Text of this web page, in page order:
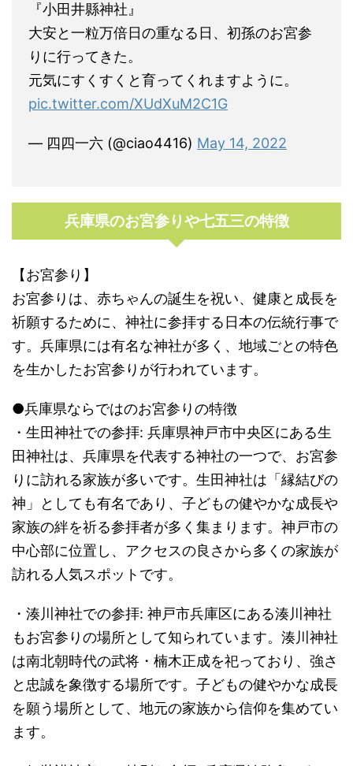
『小田井縣神社』
大安と一粒万倍日の重なる日、初孫のお宮参
りに行ってきた。
元気にすくすくと育ってくれますように。
pic.twitter.com/XUdXuM2C1G
— 四四一六 (@ciao4416) May 14, 2022
兵庫県のお宮参りや七五三の特徴
【お宮参り】
お宮参りは、赤ちゃんの誕生を祝い、健康と成長を
祈願するために、神社に参拝する日本の伝統行事で
す。兵庫県には有名な神社が多く、地域ごとの特色
を生かしたお宮参りが行われています。
●兵庫県ならではのお宮参りの特徴
・生田神社での参拝: 兵庫県神戸市中央区にある生
田神社は、兵庫県を代表する神社の一つで、お宮参
りに訪れる家族が多いです。生田神社は「縁結びの
神」としても有名であり、子どもの健やかな成長や
家族の絆を祈る参拝者が多く集まります。神戸市の
中心部に位置し、アクセスの良さから多くの家族が
訪れる人気スポットです。
・湊川神社での参拝: 神戸市兵庫区にある湊川神社
もお宮参りの場所として知られています。湊川神社
は南北朝時代の武将・楠木正成を祀っており、強さ
と忠誠を象徴する場所です。子どもの健やかな成長
を願う場所として、地元の家族から信仰を集めてい
ます。